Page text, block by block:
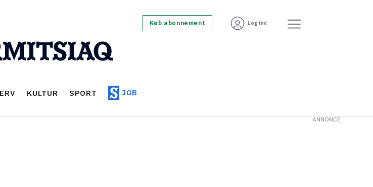
Køb abonnement Log ind
KULTUR SPORT JOB
ANNONCE